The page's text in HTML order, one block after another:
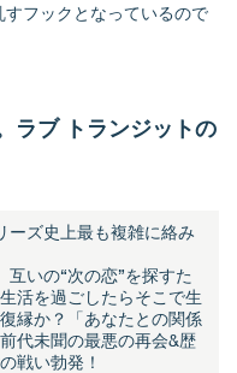
フックとなっているので
ラブ トランジットの
ーズ史上最も複雑に絡み
いの“次の恋”を探すた
活を過ごしたらそこで生
縁か？「あなたとの関係
代未聞の最悪の再会&歴
戦い勃発！